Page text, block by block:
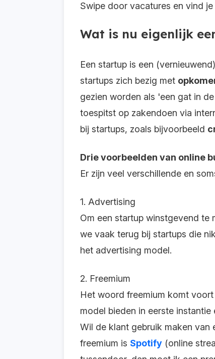
Swipe door vacatures en vind
Wat is nu eigenlijk
Een startup is een
startups zich bezig met
gezien worden als 'een gat in
toespitst op zakendoen via
bij startups, zoals bijvoorbeeld
Drie voorbeelden van online
Er zijn veel verschillende en
1. Advertising
Om een startup winstgevend te
we vaak terug bij startups die
het advertising model.
2. Freemium
Het woord freemium komt
model bieden in eerste
Wil de klant gebruik maken van
freemium is Spotify (online